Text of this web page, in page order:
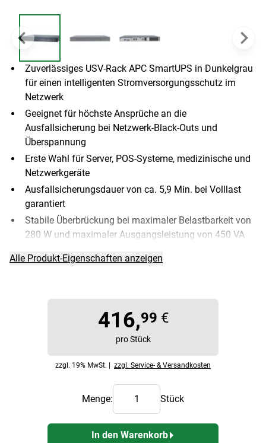
Zuverlässiges USV-Rack APC SmartUPS in Dunkelgrau
für einen intelligenten Stromversorgungsschutz im
Netzwerk
Geeignet für höchste Ansprüche an die
Ausfallsicherung bei Netzwerk-Black-Outs und
Überspannung
Erste Wahl für Server, POS-Systeme, medizinische und
Netzwerkgeräte
Ausfallsicherungsdauer von ca. 5,9 Min. bei Volllast
garantiert
Stabile Überbrückung bei maximaler Belastbarkeit von
280 W und maximaler Ausgangsleistung von 450 VA
Alle Produkt-Eigenschaften anzeigen
416,99 €
pro Stück
zzgl. 19% MwSt. | zzgl. Service- & Versandkosten
Menge: Stück
In den Warenkorb